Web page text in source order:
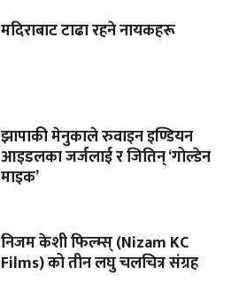
मदिराबाट टाढा रहने नायकहरू
झापाकी मेनुकाले रुवाइन इण्डियन
आइडलका जर्जलाई र जितिन् ‘गोल्डेन
माइक’
निजम केशी फिल्म्स् (Nizam KC
Films) को तीन लघु चलचित्र संग्रह